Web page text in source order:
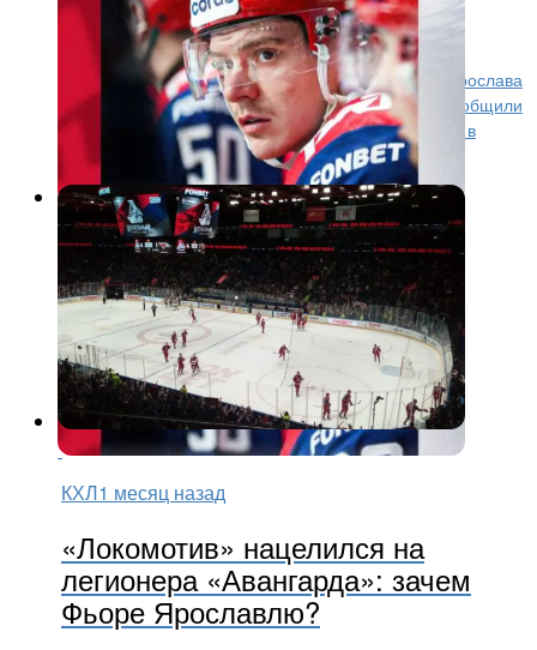
«Амур»
Хоккейный клуб «Локомотив» передал права на Ярослава
Лихачёва хабаровскому клубу «Амур». Об этом сообщили
в пресс-службе ярославского клуба. Нападающий в
прошлом сезоне находился в аренде, а...
КХЛ1 месяц назад
«Локомотив» нацелился на
легионера «Авангарда»: зачем
Фьоре Ярославлю?